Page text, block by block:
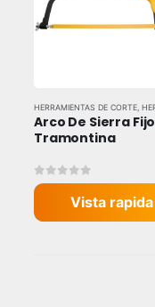
HERRAMIENTAS DE CORTE,
Arco De Sierra Fijo
Tramontina
0out of 5
Vista rapida